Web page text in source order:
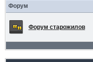
Форум
Форум старожилов